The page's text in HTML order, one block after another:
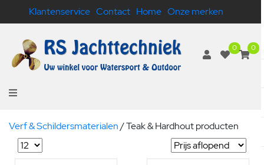
Klantenservice Contact Home Onze merken
0 0
Verf & Schildersmaterialen/Teak & Hardhout producten